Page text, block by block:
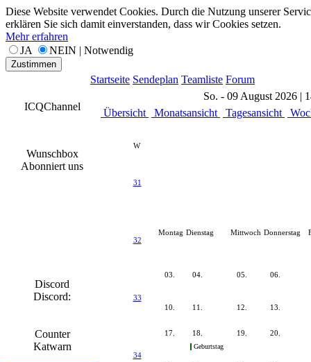
Diese Website verwendet Cookies. Durch die Nutzung unserer
erklären Sie sich damit einverstanden, dass wir Cookies setzen.
Mehr erfahren
JA
NEIN | Notwendig
Zustimmen
Startseite Sendeplan Teamliste Forum
ICQChannel
Wunschbox
Abonniert uns
Discord
Discord:
Counter
Katwarn
So. - 09 August 2026 |
Übersicht
Monatsansicht Tagesansicht
W
31
32
33
34
Montag Dienstag Mittwoch Donnerstag
03. 04. 05. 06.
10. 11. 12. 13.
17. 18.
Geburtstag
19. 20.